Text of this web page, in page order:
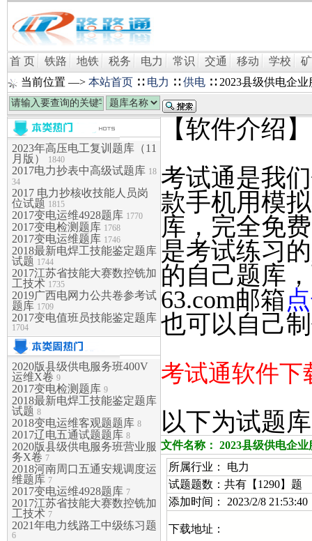
首 页 铁路 地铁 税务 电力 常识 交通 移动 学校
当前位置 —> 本站首页 ∷ 电力 ∷供电 ∷ 2023县级供电企
2023年高压电工复训题库（11
月版）
1840
2017电力抄表中高级试题库 18
34
2017 电力抄核收技能人员岗
位试题 1815
2017变电运维4928题库 1770
2017变电检测题库 1768
2017变电运维题库 1746
2018最新电焊工技能鉴定题库
试题 1744
2017江苏省技能大赛数控铣加
工技术 1735
2019广西电网力公共卷参考试
题库 1709
2017变电值班员技能鉴定题库
1704
2020版县级供电服务班400V
运维X卷 9
2017变电检测题库 9
2018最新电焊工技能鉴定题库
试题 8
2018变电运维客观题题库 8
2017辽电五通试题题库 8
2020版县级供电服务班营业服
务X卷 7
2018河南周口五通安规调度运
维题库 7
2017变电运维4928题库 7
2017江苏省技能大赛数控铣加
工技术 7
2021年电力线路工中级练习题
6
【软件介绍】
考试通是我
款手机用模
库，完全免
是考试练习
的自己题库
63.com邮箱
也可以自己
考试通软件下
以下为试题
文件名称： 2023县级供电企
所属行业： 电力
试题题数：共有【1290】题
添加时间： 2023/2/8 21:53:40
下载地址：